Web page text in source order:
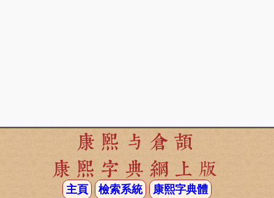
康熙与倉頡
康熙字典網上版
主頁 檢索系統 康熙字典體